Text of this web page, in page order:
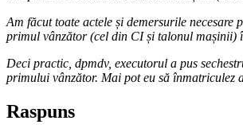
Am făcut toate actele și demersurile
primul vânzător (cel din CI și talonul mașinii)
Deci practic, dpmdv, executorul a pus
primului vânzător. Mai pot eu să înmatriculez
Raspuns